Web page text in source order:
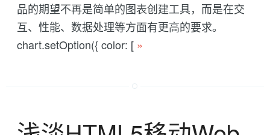
品的期望不再是简单的图表创建工具，而是在交
互、性能、数据处理等方面有更高的要求。
chart.setOption({ color: [ »